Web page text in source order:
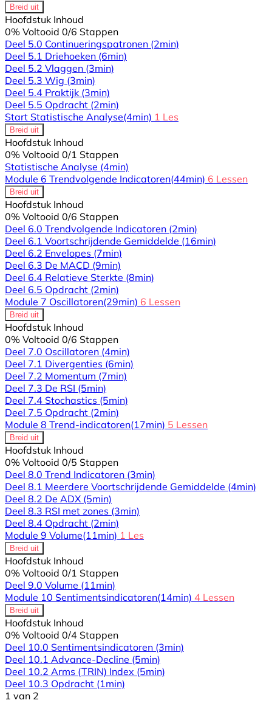
Breid uit
Hoofdstuk Inhoud
0% Voltooid 0/6 Stappen
Deel 5.0 Continueringspatronen (2min)
Deel 5.1 Driehoeken (6min)
Deel 5.2 Vlaggen (3min)
Deel 5.3 Wig (3min)
Deel 5.4 Praktijk (3min)
Deel 5.5 Opdracht (2min)
Start Statistische Analyse(4min) 1 Les
Breid uit
Hoofdstuk Inhoud
0% Voltooid 0/1 Stappen
Statistische Analyse (4min)
Module 6 Trendvolgende Indicatoren(44min) 6 Lessen
Breid uit
Hoofdstuk Inhoud
0% Voltooid 0/6 Stappen
Deel 6.0 Trendvolgende Indicatoren (2min)
Deel 6.1 Voortschrijdende Gemiddelde (16min)
Deel 6.2 Envelopes (7min)
Deel 6.3 De MACD (9min)
Deel 6.4 Relatieve Sterkte (8min)
Deel 6.5 Opdracht (2min)
Module 7 Oscillatoren(29min) 6 Lessen
Breid uit
Hoofdstuk Inhoud
0% Voltooid 0/6 Stappen
Deel 7.0 Oscillatoren (4min)
Deel 7.1 Divergenties (6min)
Deel 7.2 Momentum (7min)
Deel 7.3 De RSI (5min)
Deel 7.4 Stochastics (5min)
Deel 7.5 Opdracht (2min)
Module 8 Trend-indicatoren(17min) 5 Lessen
Breid uit
Hoofdstuk Inhoud
0% Voltooid 0/5 Stappen
Deel 8.0 Trend Indicatoren (3min)
Deel 8.1 Meerdere Voortschrijdende Gemiddelde (4min)
Deel 8.2 De ADX (5min)
Deel 8.3 RSI met zones (3min)
Deel 8.4 Opdracht (2min)
Module 9 Volume(11min) 1 Les
Breid uit
Hoofdstuk Inhoud
0% Voltooid 0/1 Stappen
Deel 9.0 Volume (11min)
Module 10 Sentimentsindicatoren(14min) 4 Lessen
Breid uit
Hoofdstuk Inhoud
0% Voltooid 0/4 Stappen
Deel 10.0 Sentimentsindicatoren (3min)
Deel 10.1 Advance-Decline (5min)
Deel 10.2 Arms (TRIN) Index (5min)
Deel 10.3 Opdracht (1min)
1 van 2